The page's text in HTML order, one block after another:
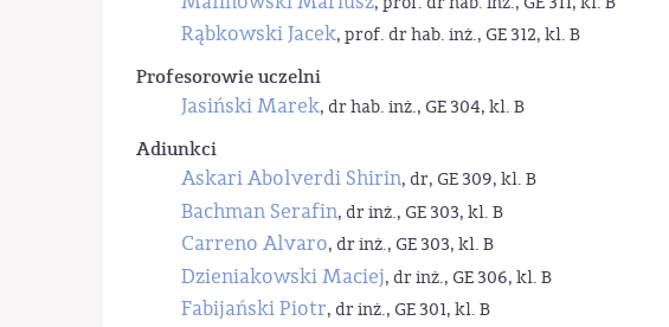
Rąbkowski Jacek, prof. dr hab. inż., GE 312, kl. B
Profesorowie uczelni
Jasiński Marek, dr hab. inż., GE 304, kl. B
Adiunkci
Askari Abolverdi Shirin, dr, GE 309, kl. B
Bachman Serafin, dr inż., GE 303, kl. B
Carreno Alvaro, dr inż., GE 303, kl. B
Dzieniakowski Maciej, dr inż., GE 306, kl. B
Fabijański Piotr, dr inż., GE 301, kl. B